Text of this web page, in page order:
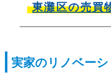
東灘区の売買
実家のリノベー